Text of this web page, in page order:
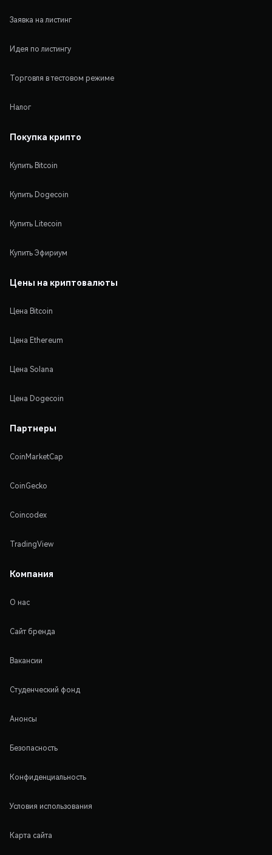
Заявка на листинг
Идея по листингу
Торговля в тестовом режиме
Налог
Покупка крипто
Купить Bitcoin
Купить Dogecoin
Купить Litecoin
Купить Эфириум
Цены на криптовалюты
Цена Bitcoin
Цена Ethereum
Цена Solana
Цена Dogecoin
Партнеры
CoinMarketCap
CoinGecko
Coincodex
TradingView
Компания
О нас
Сайт бренда
Вакансии
Студенческий фонд
Анонсы
Безопасность
Конфиденциальность
Условия использования
Карта сайта